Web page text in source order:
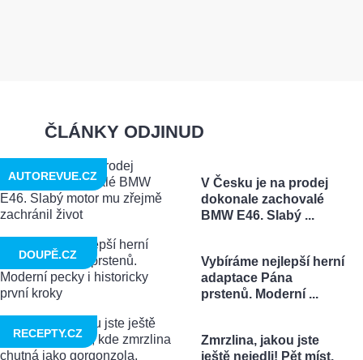
ČLÁNKY ODJINUD
V Česku je na prodej
dokonale zachovalé
BMW E46. Slabý ...
AUTOREVUE.CZ
Vybíráme nejlepší herní
adaptace Pána
prstenů. Moderní ...
DOUPĚ.CZ
Zmrzlina, jakou jste
ještě nejedli! Pět míst,
RECEPTY.CZ